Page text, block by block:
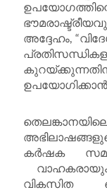
അദ്ദേഹം,
കർഷക
വാഹകരായും
വികസിത